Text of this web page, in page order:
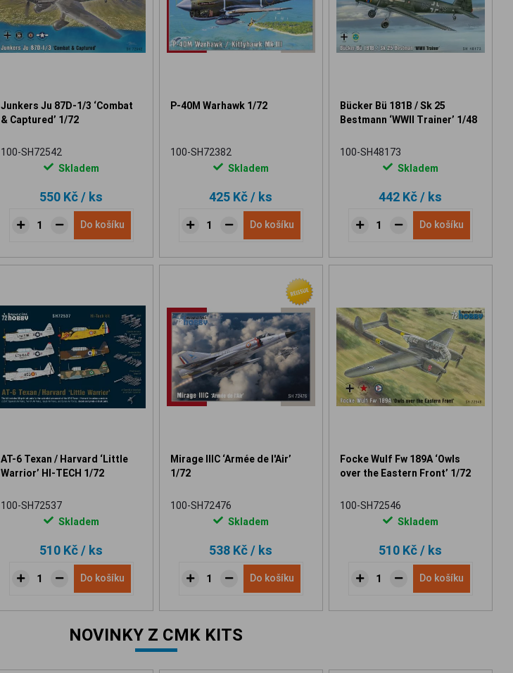
Junkers Ju 87D-1/3 ‘Combat
& Captured’ 1/72
100-SH72542
Skladem
550 Kč/ ks
Do košíku
P-40M Warhawk 1/72
100-SH72382
Skladem
425 Kč/ ks
Do košíku
Bücker Bü 181B / Sk 25
Bestmann ‘WWII Trainer’ 1/48
100-SH48173
Skladem
442 Kč/ ks
Do košíku
AT-6 Texan / Harvard ‘Little
Warrior’ HI-TECH 1/72
100-SH72537
Skladem
510 Kč/ ks
Do košíku
Mirage IIIC ‘Armée de l'Air’
1/72
100-SH72476
Skladem
538 Kč/ ks
Do košíku
Focke Wulf Fw 189A ‘Owls
over the Eastern Front’ 1/72
100-SH72546
Skladem
510 Kč/ ks
Do košíku
NOVINKY Z CMK KITS